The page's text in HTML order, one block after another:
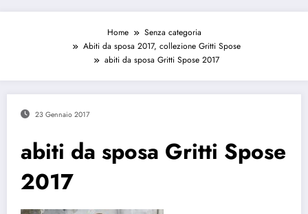
Home
Senza categoria
Abiti da sposa 2017, collezione Gritti Spose
abiti da sposa Gritti Spose 2017
23 Gennaio 2017
abiti da sposa Gritti Spose
2017